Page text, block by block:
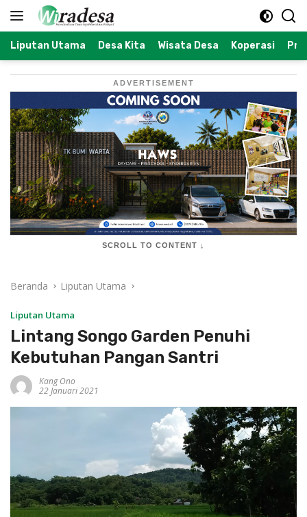
Langsung
Liputan Utama Desa Kita Wisata Desa Koperasi
ADVERTISEMENT
SCROLL TO CONTENT ↓
Beranda Liputan Utama
Liputan Utama
Lintang Songo Garden Penuhi
Kebutuhan Pangan Santri
Kang Ono
22 Januari 2021